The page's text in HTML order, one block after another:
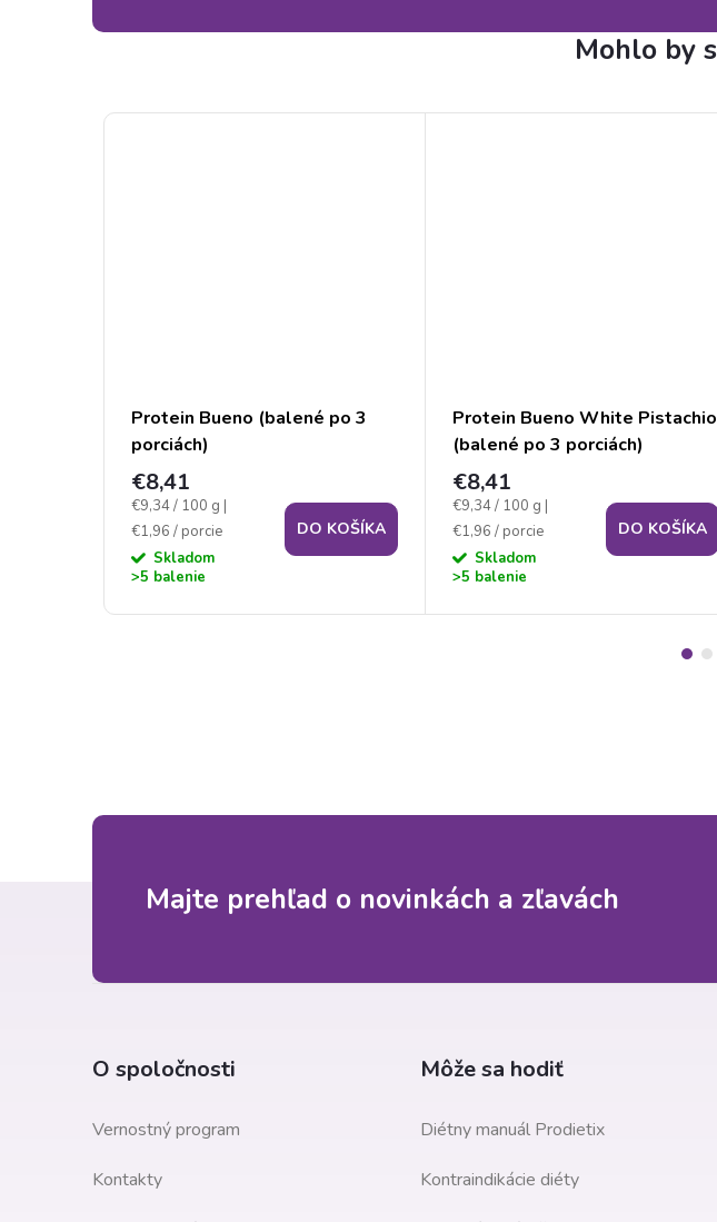
Protein Bueno (balené po 3
porciách)
€8,41
Jednotková
cena:
€9,34 / 100 g |
€1,96 / porcie
Skladom
>5 balenie
DO KOŠÍKA
Protein Bueno White Pistachio
(balené po 3 porciách)
€8,41
Jednotková
cena:
€9,34 / 100 g |
€1,96 / porcie
Skladom
>5 balenie
DO KOŠÍKA
Majte prehľad o novinkách a zľavách
O spoločnosti
Vernostný program
Kontakty
Môže sa hodiť
Diétny manuál Prodietix
Kontraindikácie diéty